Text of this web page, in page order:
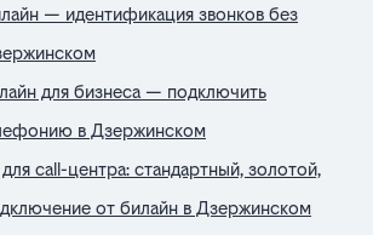
— идентификация звонков без
для бизнеса — подключить
в Дзержинском
call-центра: стандартный, золотой,
от билайн в Дзержинском